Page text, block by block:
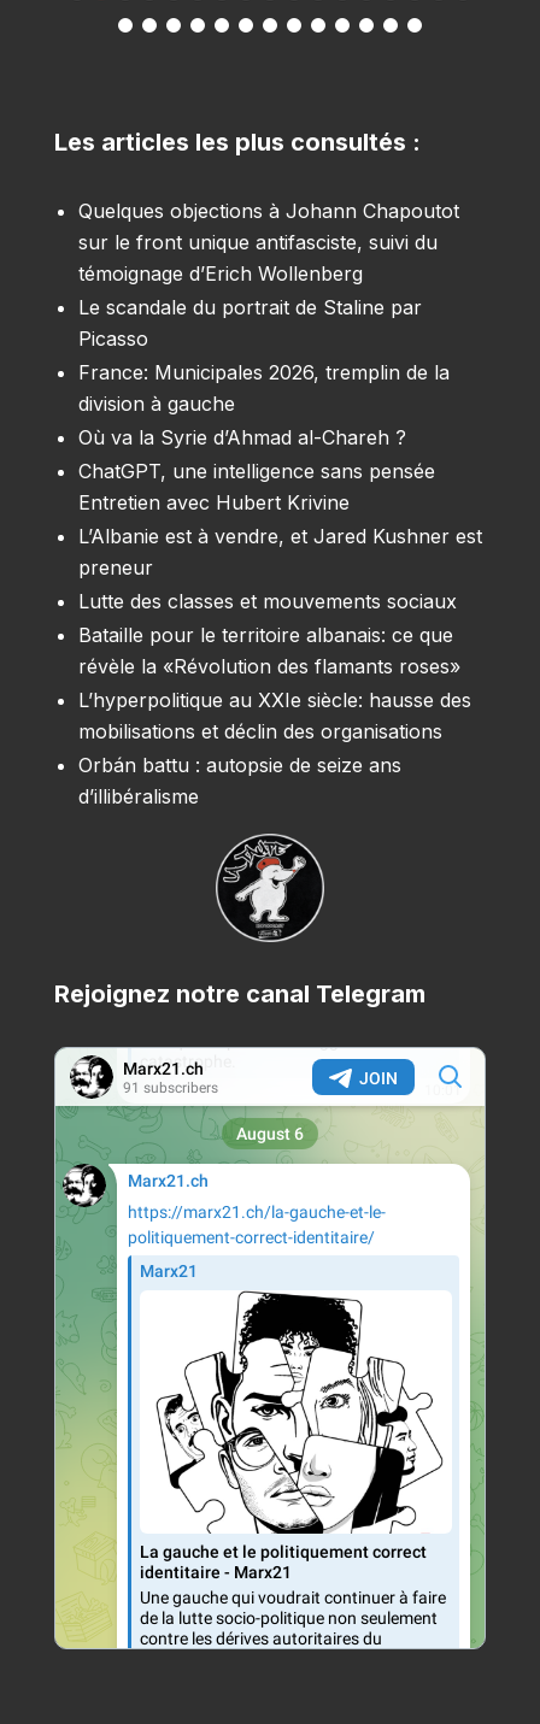
Les articles les plus consultés :
Quelques objections à Johann Chapoutot
sur le front unique antifasciste, suivi du
témoignage d’Erich Wollenberg
Le scandale du portrait de Staline par
Picasso
France: Municipales 2026, tremplin de la
division à gauche
Où va la Syrie d’Ahmad al-Chareh ?
ChatGPT, une intelligence sans pensée
Entretien avec Hubert Krivine
L’Albanie est à vendre, et Jared Kushner est
preneur
Lutte des classes et mouvements sociaux
Bataille pour le territoire albanais: ce que
révèle la «Révolution des flamants roses»
L’hyperpolitique au XXIe siècle: hausse des
mobilisations et déclin des organisations
Orbán battu : autopsie de seize ans
d’illibéralisme
Rejoignez notre canal Telegram